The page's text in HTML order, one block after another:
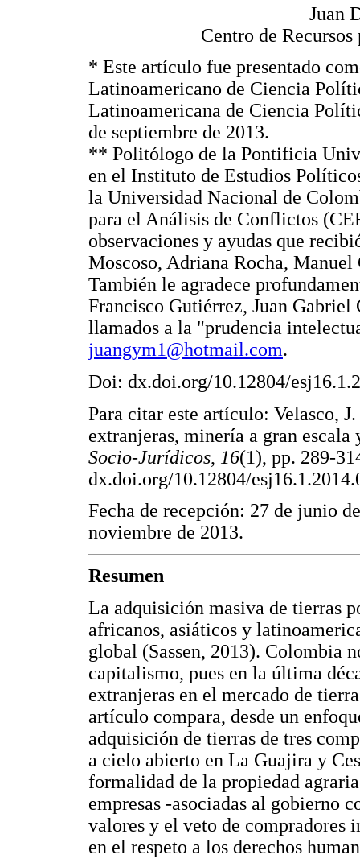
Juan
Centro de
* Este artículo fue presentado
Latinoamericano de Ciencia
Latinoamericana de Ciencia
de septiembre de 2013.
** Politólogo de la Pontificia
en el Instituto de Estudios
la Universidad Nacional de
para el Análisis de Conflictos
observaciones y ayudas que
Moscoso, Adriana Rocha,
También le agradece
Francisco Gutiérrez, Juan Gabriel
llamados a la "prudencia
juangym1@hotmail.com.
Doi: dx.doi.org/10.12804/
Para citar este artículo: Velasco,
extranjeras, minería a gran
Socio-Jurídicos, 16(1), pp. 289-
dx.doi.org/10.12804/
Fecha de recepción: 27 de junio
noviembre de 2013.
Resumen
La adquisición masiva de tierras
africanos, asiáticos y
global (Sassen, 2013). Colombia
capitalismo, pues en la última
extranjeras en el mercado de
artículo compara, desde un
adquisición de tierras de tres
a cielo abierto en La Guajira y
formalidad de la propiedad
empresas -asociadas al gobierno
valores y el veto de
en el respeto a los derechos